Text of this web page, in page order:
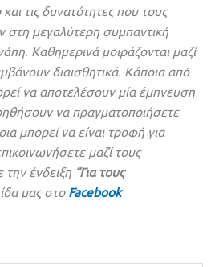
τις δυνατότητες που τους
στη μεγαλύτερη συμπαντική
Καθημερινά μοιράζονται μαζί
διαισθητικά. Κάποια από
να αποτελέσουν μία έμπνευση
να πραγματοποιήσετε
μπορεί να είναι τροφή για
μαζί τους
ένδειξη “Για τους
μας στο Facebook